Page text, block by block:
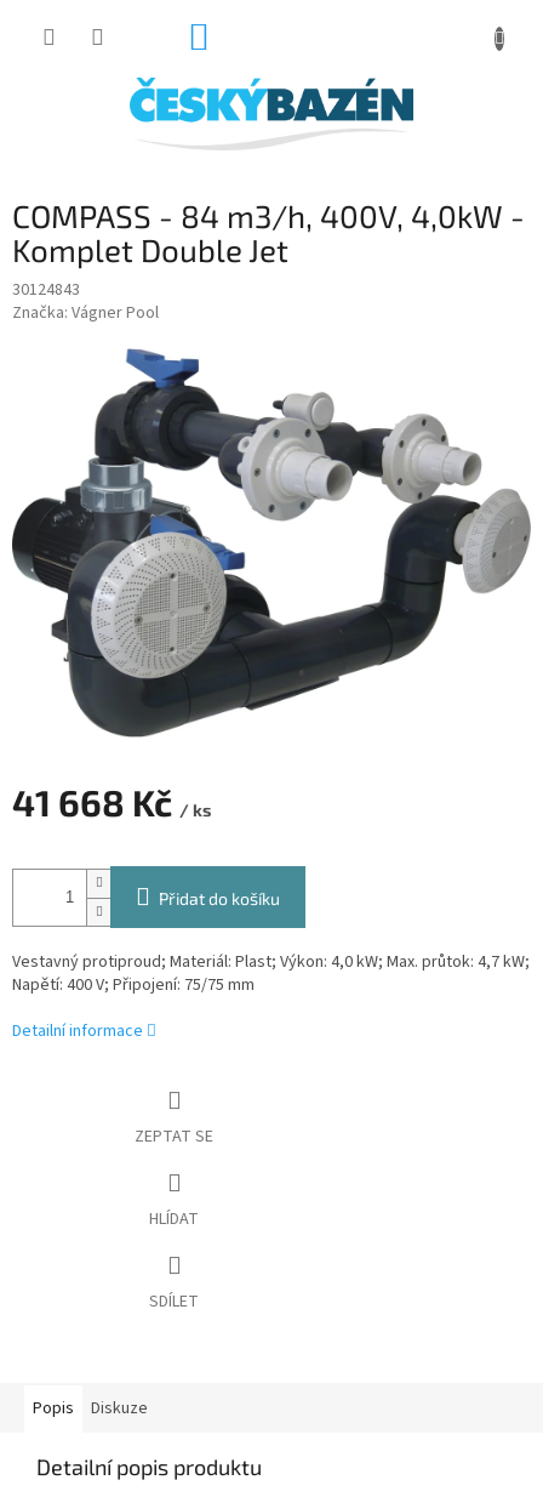
COMPASS - 84 m3/h, 400V, 4,0kW -
Komplet Double Jet
30124843
Značka: Vágner Pool
41 668 Kč / ks
cena:
Přidat do košíku
Vestavný protiproud; Materiál: Plast; Výkon: 4,0 kW; Max. průtok: 4,7 kW;
Napětí: 400 V; Připojení: 75/75 mm
Detailní informace
ZEPTAT SE
HLÍDAT
SDÍLET
Popis Diskuze
Detailní popis produktu